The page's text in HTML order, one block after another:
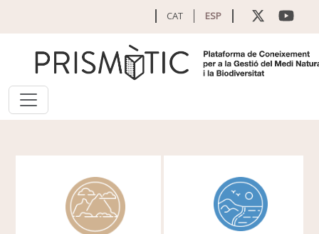
CAT ESP